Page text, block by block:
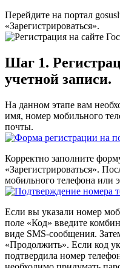
Перейдите на портал
«Зарегистрироваться».
Шаг 1.
учетной записи.
На данном этапе вам
имя, номер мобильного
почты.
Корректно заполните
«Зарегистрироваться».
мобильного телефона или
Если вы указали номер
поле «Код» введите
виде SMS-сообщения.
«Продолжить». Если код
подтвердила номер